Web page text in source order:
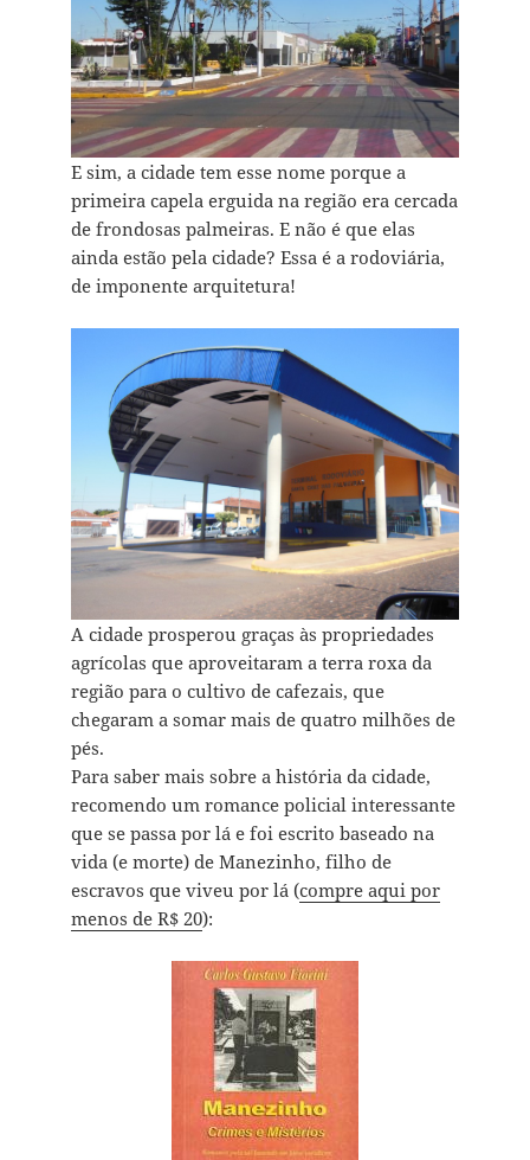
E sim, a cidade tem esse nome porque a
primeira capela erguida na região era cercada
de frondosas palmeiras. E não é que elas
ainda estão pela cidade? Essa é a rodoviária,
de imponente arquitetura!
A cidade prosperou graças às propriedades
agrícolas que aproveitaram a terra roxa da
região para o cultivo de cafezais, que
chegaram a somar mais de quatro milhões de
pés.
Para saber mais sobre a história da cidade,
recomendo um romance policial interessante
que se passa por lá e foi escrito baseado na
vida (e morte) de Manezinho, filho de
escravos que viveu por lá (compre aqui por
menos de R$ 20):